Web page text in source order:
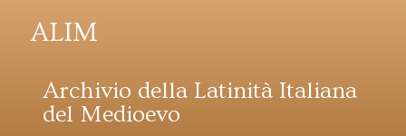
ALIM
Archivio della Latinità Italiana
del Medioevo